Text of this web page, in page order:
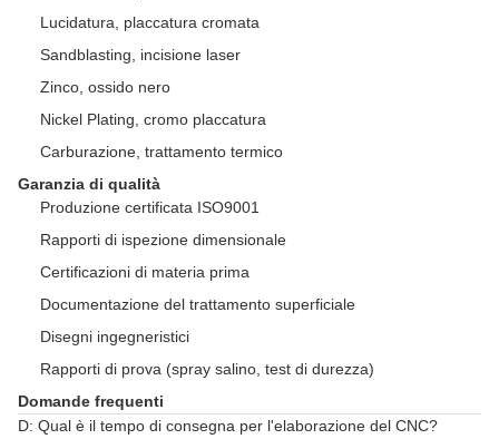
Lucidatura, placcatura cromata
Sandblasting, incisione laser
Zinco, ossido nero
Nickel Plating, cromo placcatura
Carburazione, trattamento termico
Garanzia di qualità
Produzione certificata ISO9001
Rapporti di ispezione dimensionale
Certificazioni di materia prima
Documentazione del trattamento superficiale
Disegni ingegneristici
Rapporti di prova (spray salino, test di durezza)
Domande frequenti
D: Qual è il tempo di consegna per l'elaborazione del CNC?